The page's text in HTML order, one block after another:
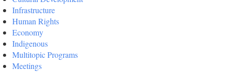
Infrastructure
Human Rights
Economy
Indigenous
Multitopic Programs
Meetings